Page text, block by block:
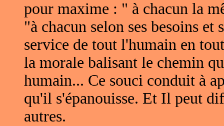
pour maxime : " à chacun la
"à chacun selon ses besoins
service de tout l'humain en
la morale balisant le chemin
humain... Ce souci conduit à
qu'il s'épanouisse. Et Il peut
autres.